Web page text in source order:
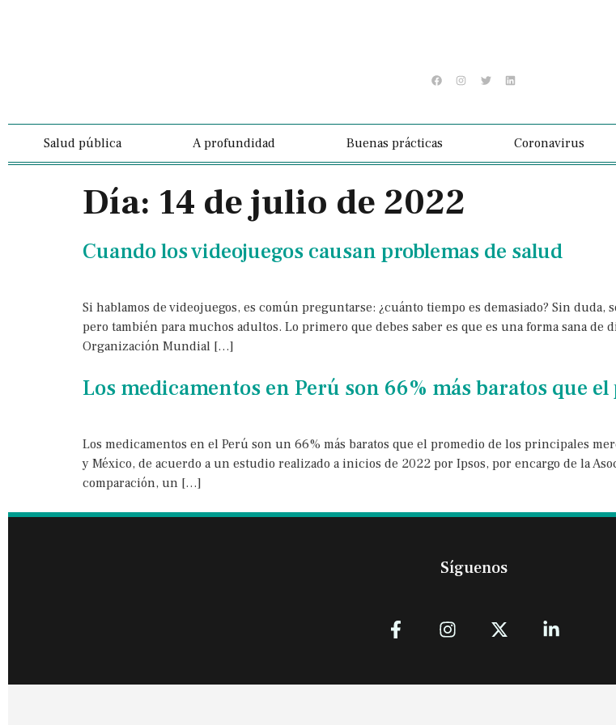
Salud pública A profundidad Buenas prácticas Coronavirus
Día: 14 de julio de 2022
Cuando los videojuegos causan problemas de salud
Si hablamos de videojuegos, es común preguntarse: ¿cuánto tiempo es demasiado? Sin
pero también para muchos adultos. Lo primero que debes saber es que es una forma sana
Organización Mundial […]
Los medicamentos en Perú son 66% más baratos que
Los medicamentos en el Perú son un 66% más baratos que el promedio de los principales
y México, de acuerdo a un estudio realizado a inicios de 2022 por Ipsos, por encargo de la
comparación, un […]
Síguenos